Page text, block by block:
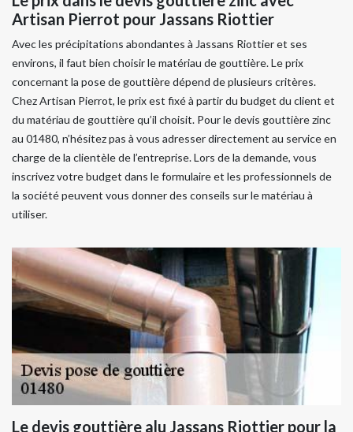
Artisan Pierrot pour Jassans Riottier
Avec les précipitations abondantes à Jassans Riottier et ses
environs, il faut bien choisir le matériau de gouttière. Le prix
concernant la pose de gouttière dépend de plusieurs critères.
Chez Artisan Pierrot, le prix est fixé à partir du budget du client et
du matériau de gouttière qu’il choisit. Pour le devis gouttière zinc
au 01480, n’hésitez pas à vous adresser directement au service en
charge de la clientèle de l’entreprise. Lors de la demande, vous
inscrivez votre budget dans le formulaire et les professionnels de
la société peuvent vous donner des conseils sur le matériau à
utiliser.
Le devis gouttière alu Jassans Riottier pour la